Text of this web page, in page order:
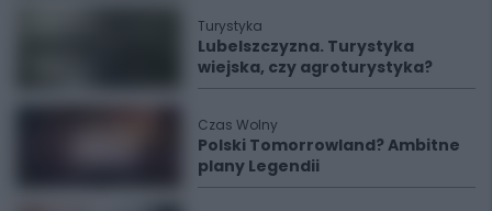
Turystyka
Lubelszczyzna. Turystyka
wiejska, czy agroturystyka?
Czas Wolny
Polski Tomorrowland? Ambitne
plany Legendii